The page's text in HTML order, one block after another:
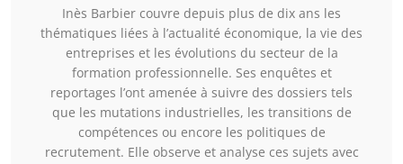
Inès Barbier couvre depuis plus de dix ans les
thématiques liées à l’actualité économique, la vie des
entreprises et les évolutions du secteur de la
formation professionnelle. Ses enquêtes et
reportages l’ont amenée à suivre des dossiers tels
que les mutations industrielles, les transitions de
compétences ou encore les politiques de
recrutement. Elle observe et analyse ces sujets avec